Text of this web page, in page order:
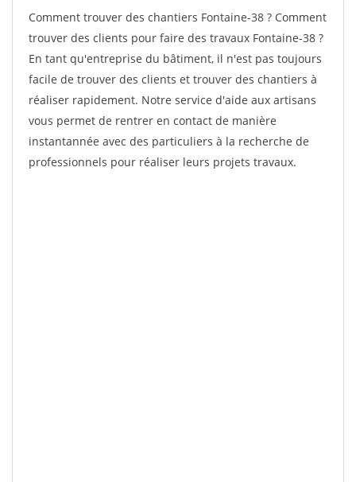
Comment trouver des chantiers Fontaine-38 ? Comment
trouver des clients pour faire des travaux Fontaine-38 ?
En tant qu'entreprise du bâtiment, il n'est pas toujours
facile de trouver des clients et trouver des chantiers à
réaliser rapidement. Notre service d'aide aux artisans
vous permet de rentrer en contact de manière
instantannée avec des particuliers à la recherche de
professionnels pour réaliser leurs projets travaux.